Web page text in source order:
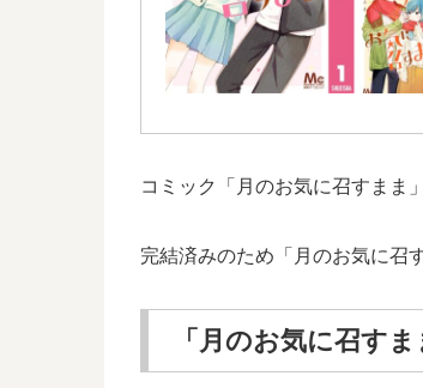
コミック「月のお気に召すまま
完結済みのため「月のお気に召
「月のお気に召す